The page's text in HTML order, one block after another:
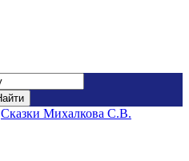
Сказки Михалкова С.В.